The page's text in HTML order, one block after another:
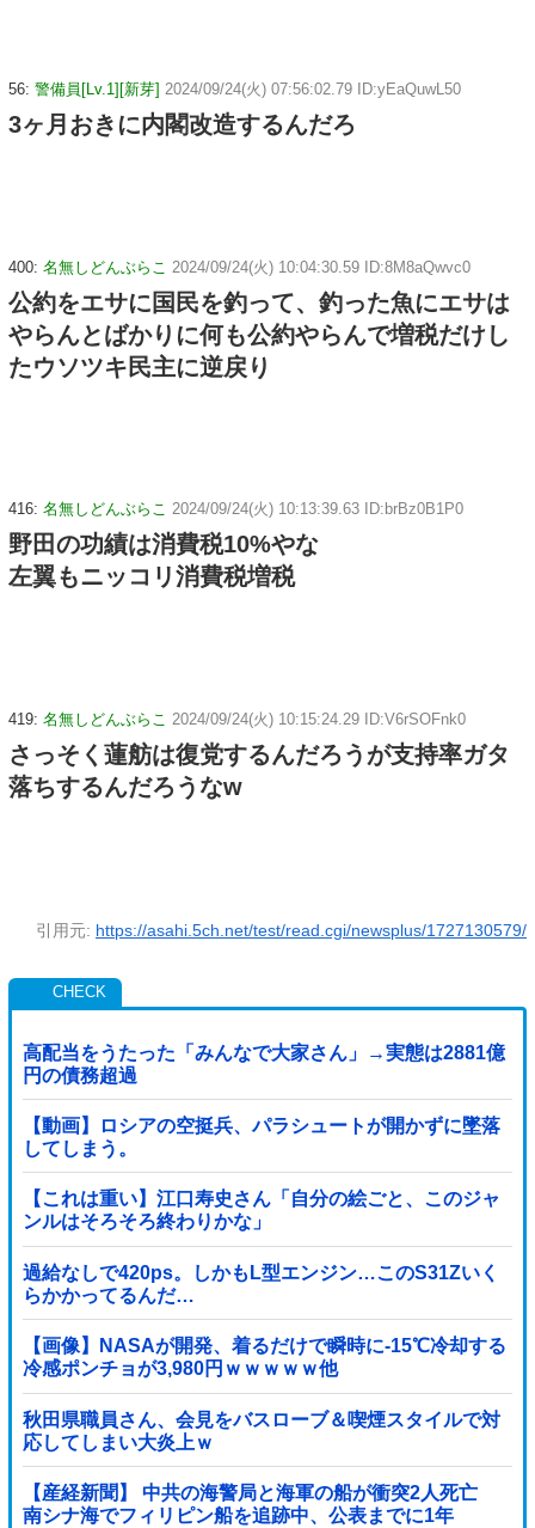
56: 警備員[Lv.1][新芽] 2024/09/24(火) 07:56:02.79 ID:yEaQuwL50
3ヶ月おきに内閣改造するんだろ
400: 名無しどんぶらこ 2024/09/24(火) 10:04:30.59 ID:8M8aQwvc0
公約をエサに国民を釣って、釣った魚にエサは
やらんとばかりに何も公約やらんで増税だけし
たウソツキ民主に逆戻り
416: 名無しどんぶらこ 2024/09/24(火) 10:13:39.63 ID:brBz0B1P0
野田の功績は消費税10%やな
左翼もニッコリ消費税増税
419: 名無しどんぶらこ 2024/09/24(火) 10:15:24.29 ID:V6rSOFnk0
さっそく蓮舫は復党するんだろうが支持率ガタ
落ちするんだろうなw
引用元: https://asahi.5ch.net/test/read.cgi/newsplus/1727130579/
高配当をうたった「みんなで大家さん」→実態は2881億
円の債務超過
【動画】ロシアの空挺兵、パラシュートが開かずに墜落
してしまう。
【これは重い】江口寿史さん「自分の絵ごと、このジャ
ンルはそろそろ終わりかな」
過給なしで420ps。しかもL型エンジン…このS31Zいく
らかかってるんだ…
【画像】NASAが開発、着るだけで瞬時に-15℃冷却する
冷感ポンチョが3,980円ｗｗｗｗｗ他
秋田県職員さん、会見をバスローブ＆喫煙スタイルで対
応してしまい大炎上ｗ
【産経新聞】 中共の海警局と海軍の船が衝突2人死亡
南シナ海でフィリピン船を追跡中、公表までに1年